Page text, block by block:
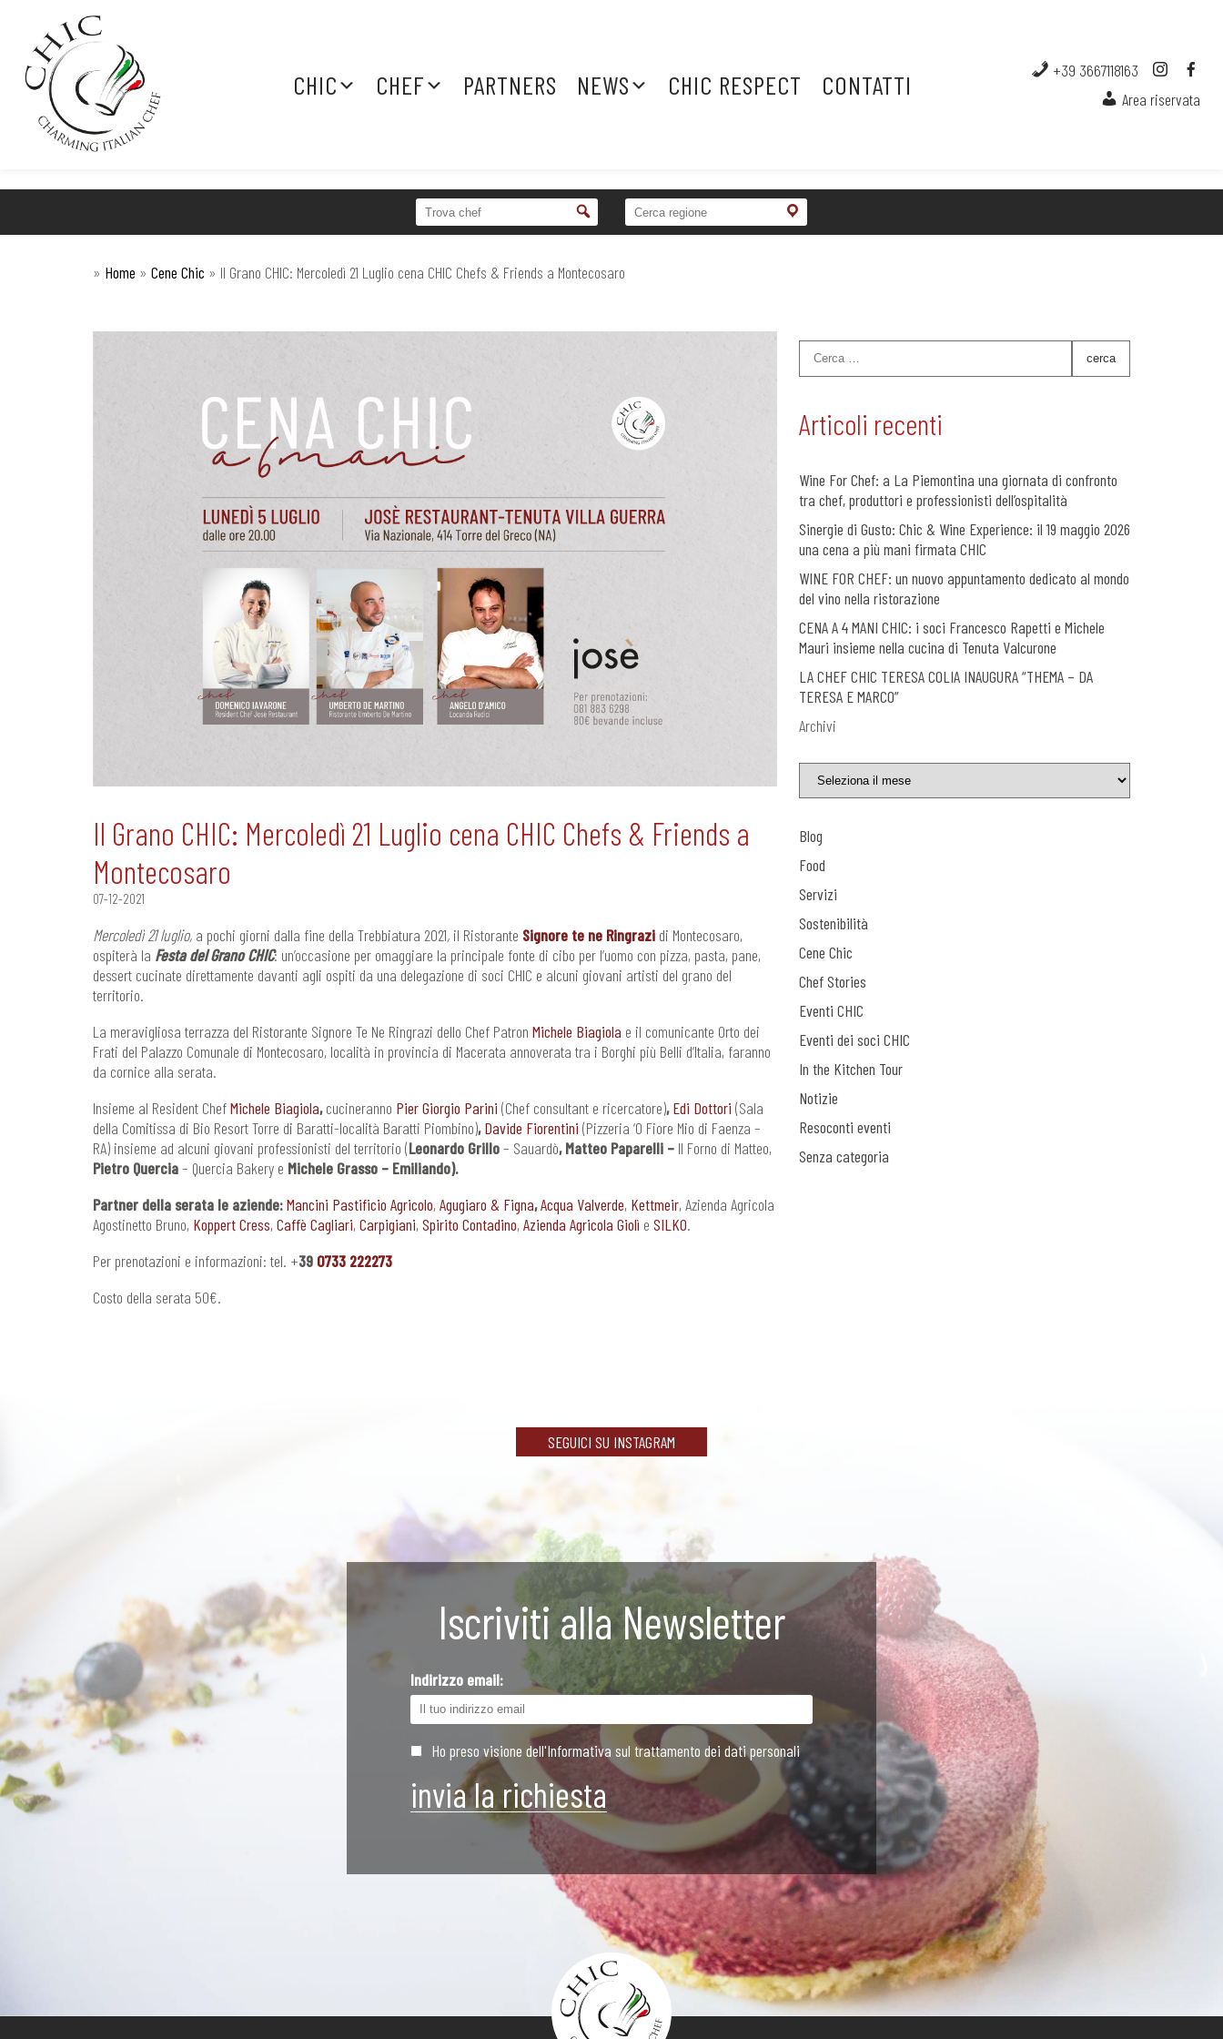
CHIC CHEF PARTNERS NEWS CHIC RESPECT CONTATTI
+39 3667118163
Area riservata
» Home » Cene Chic » Il Grano CHIC: Mercoledì 21 Luglio cena CHIC Chefs & Friends a Montecosaro
Il Grano CHIC: Mercoledì 21 Luglio cena CHIC Chefs & Friends a
Montecosaro
07-12-2021
Mercoledì 21 luglio, a pochi giorni dalla fine della Trebbiatura 2021, il Ristorante Signore te ne Ringrazi di Montecosaro,
ospiterà la Festa del Grano CHIC: un’occasione per omaggiare la principale fonte di cibo per l’uomo con pizza, pasta, pane,
dessert cucinate direttamente davanti agli ospiti da una delegazione di soci CHIC e alcuni giovani artisti del grano del
territorio.
La meravigliosa terrazza del Ristorante Signore Te Ne Ringrazi dello Chef Patron Michele Biagiola e il comunicante Orto dei
Frati del Palazzo Comunale di Montecosaro, località in provincia di Macerata annoverata tra i Borghi più Belli d’Italia, faranno
da cornice alla serata.
Insieme al Resident ChefMichele Biagiola,cucineranno Pier Giorgio Parini (Chef consultant e ricercatore),Edi Dottori (Sala
della Comitissa di Bio Resort Torre di Baratti-località Baratti Piombino),Davide Fiorentini (Pizzeria ‘O Fiore Mio di Faenza –
RA) insieme ad alcuni giovani professionisti del territorio (Leonardo Grillo– Sauardò, Matteo Paparelli – Il Forno di Matteo,
Pietro Quercia– Quercia Bakery e Michele Grasso – Emiliando).
Partner della serata le aziende:Mancini Pastificio Agricolo, Agugiaro & Figna,Acqua Valverde, Kettmeir, Azienda Agricola
Agostinetto Bruno, Koppert Cress, Caffè Cagliari, Carpigiani, Spirito Contadino, Azienda Agricola Giolì e SILKO.
Per prenotazioni e informazioni: tel. +39 0733 222273
Costo della serata 50€.
Articoli recenti
Wine For Chef: a La Piemontina una giornata di confronto
tra chef, produttori e professionisti dell’ospitalità
Sinergie di Gusto: Chic & Wine Experience: il 19 maggio 2026
una cena a più mani firmata CHIC
WINE FOR CHEF: un nuovo appuntamento dedicato al mondo
del vino nella ristorazione
CENA A 4 MANI CHIC: i soci Francesco Rapetti e Michele
Mauri insieme nella cucina di Tenuta Valcurone
LA CHEF CHIC TERESA COLIA INAUGURA “THEMA – DA
TERESA E MARCO”
Archivi
Blog
Food
Servizi
Sostenibilità
Cene Chic
Chef Stories
Eventi CHIC
Eventi dei soci CHIC
In the Kitchen Tour
Notizie
Resoconti eventi
Senza categoria
SEGUICI SU INSTAGRAM
Iscriviti alla Newsletter
Indirizzo email:
Ho preso visione dell'Informativa sul trattamento dei dati personali